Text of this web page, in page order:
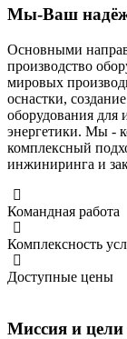
Мы-Ваш
Основными
производство
мировых
оснастки,
оборудования для
энергетики. Мы -
комплексный
инжиниринга и
Командная работа
Комплексность
Доступные цены
Миссия и